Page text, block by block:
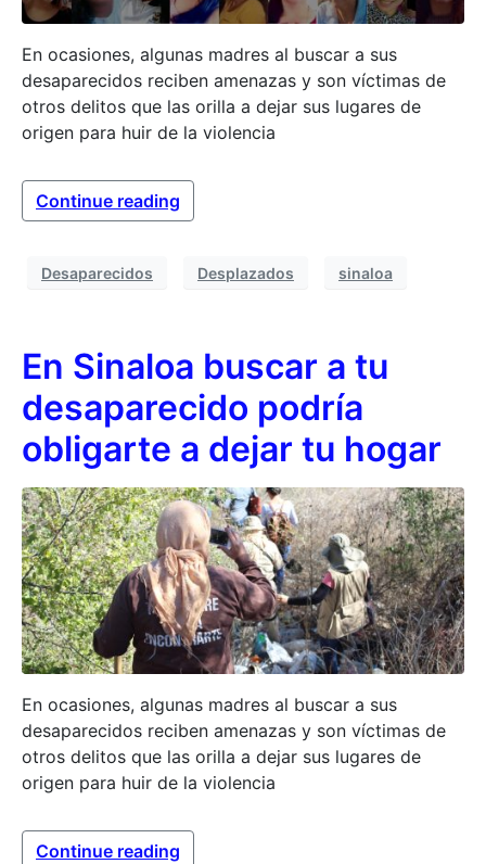
En ocasiones, algunas madres al buscar a sus
desaparecidos reciben amenazas y son víctimas de
otros delitos que las orilla a dejar sus lugares de
origen para huir de la violencia
Continue reading
Desaparecidos Desplazados sinaloa
En Sinaloa buscar a tu
desaparecido podría
obligarte a dejar tu hogar
En ocasiones, algunas madres al buscar a sus
desaparecidos reciben amenazas y son víctimas de
otros delitos que las orilla a dejar sus lugares de
origen para huir de la violencia
Continue reading